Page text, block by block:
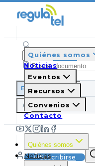
ES IT
A A A
Suscribirse
Quiénes somos
Noticias
Eventos
Recursos
Convenios
Contacto
Quiénes somos
Noticias